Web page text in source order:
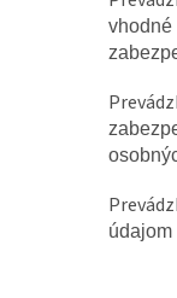
údajom